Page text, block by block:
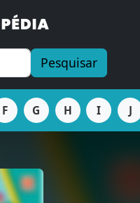
Pesquisar
F G H I J